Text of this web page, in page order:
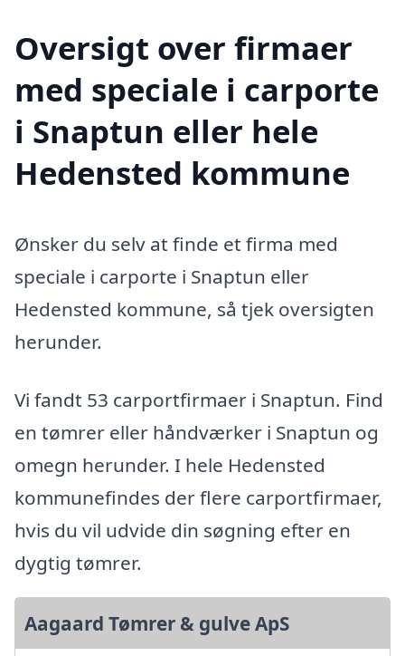
Oversigt over firmaer
med speciale i carporte
i Snaptun eller hele
Hedensted kommune
Ønsker du selv at finde et firma med
speciale i carporte i Snaptun eller
Hedensted kommune, så tjek oversigten
herunder.
Vi fandt 53 carportfirmaer i Snaptun. Find
en tømrer eller håndværker i Snaptun og
omegn herunder. I hele Hedensted
kommunefindes der flere carportfirmaer,
hvis du vil udvide din søgning efter en
dygtig tømrer.
Aagaard Tømrer & gulve ApS